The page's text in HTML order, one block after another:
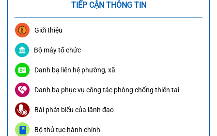
TIẾP CẬN THÔNG TIN
Giới thiệu
Bộ máy tổ chức
Danh bạ liên hệ phường, xã
Danh bạ phục vụ công tác phòng chống thiên tai
Bài phát biểu của lãnh đạo
Bộ thủ tục hành chính